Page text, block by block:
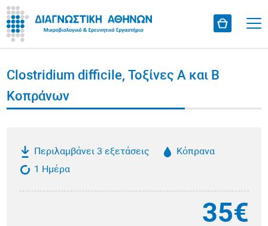
Clostridium difficile, Τοξίνες Α και Β
Κοπράνων
Περιλαμβάνει 3 εξετάσεις
Κόπρανα
1 Ημέρα
35€